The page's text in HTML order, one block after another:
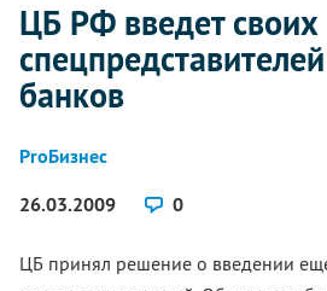
ЦБ РФ введет своих
банков
ProБизнес
26.03.2009
0
ЦБ принял решение о введении